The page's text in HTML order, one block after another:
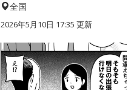
全国
2026年5月10日 17:35 更新